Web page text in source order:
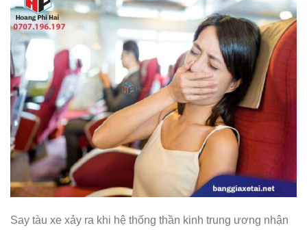
Say tàu xe xảy ra khi hệ thống thần kinh trung ương nhận